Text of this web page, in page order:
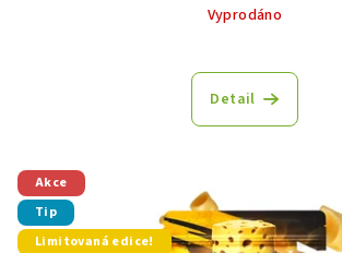
Vyprodáno
hodnocení
produktu
hvězdiček.
Detail
Akce
Tip
Limitovaná edice!